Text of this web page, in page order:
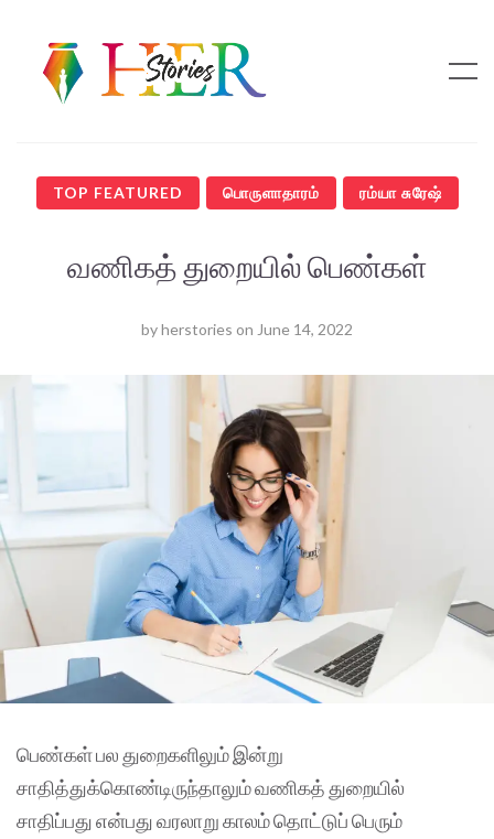
TOP FEATURED பொருளாதாரம் ரம்யா சுரேஷ்
வணிகத் துறையில் பெண்கள்
byherstories on June 14, 2022
பெண்கள் பல துறைகளிலும் இன்று
சாதித்துக்கொண்டிருந்தாலும் வணிகத் துறையில்
சாதிப்பது என்பது வரலாறு காலம் தொட்டுப் பெரும்